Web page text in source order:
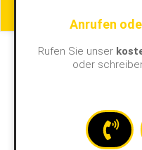
Anrufen
Rufen Sie unser
oder